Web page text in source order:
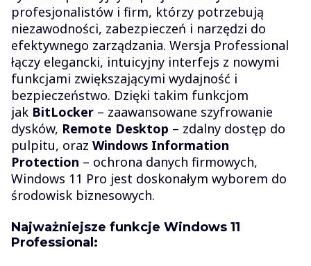
profesjonalistów i firm, którzy potrzebują
niezawodności, zabezpieczeń i narzędzi do
efektywnego zarządzania. Wersja Professional
łączy elegancki, intuicyjny interfejs z nowymi
funkcjami zwiększającymi wydajność i
bezpieczeństwo. Dzięki takim funkcjom
jak BitLocker – zaawansowane szyfrowanie
dysków, Remote Desktop – zdalny dostęp do
pulpitu, oraz Windows Information
Protection – ochrona danych firmowych,
Windows 11 Pro jest doskonałym wyborem do
środowisk biznesowych.
Najważniejsze funkcje Windows 11
Professional: